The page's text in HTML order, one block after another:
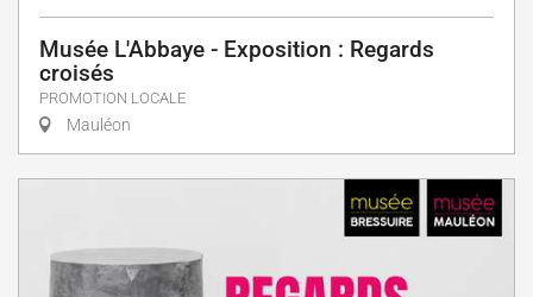
Musée L'Abbaye - Exposition : Regards
croisés
PROMOTION LOCALE
Mauléon